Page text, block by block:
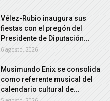
Vélez-Rubio inaugura sus
fiestas con el pregón del
Presidente de Diputación...
6 agosto, 2026
Musimundo Enix se consolida
como referente musical del
calendario cultural de...